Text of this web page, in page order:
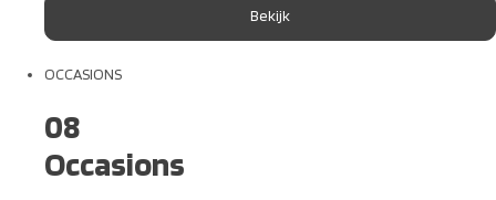
Bekijk
OCCASIONS
08
Occasions